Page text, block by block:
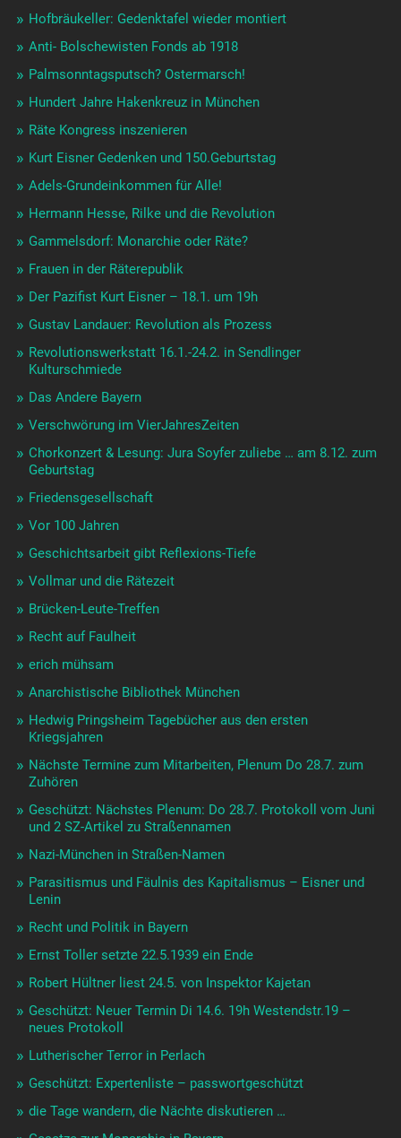
Hofbräukeller: Gedenktafel wieder montiert
Anti- Bolschewisten Fonds ab 1918
Palmsonntagsputsch? Ostermarsch!
Hundert Jahre Hakenkreuz in München
Räte Kongress inszenieren
Kurt Eisner Gedenken und 150.Geburtstag
Adels-Grundeinkommen für Alle!
Hermann Hesse, Rilke und die Revolution
Gammelsdorf: Monarchie oder Räte?
Frauen in der Räterepublik
Der Pazifist Kurt Eisner – 18.1. um 19h
Gustav Landauer: Revolution als Prozess
Revolutionswerkstatt 16.1.-24.2. in Sendlinger
Kulturschmiede
Das Andere Bayern
Verschwörung im VierJahresZeiten
Chorkonzert & Lesung: Jura Soyfer zuliebe … am 8.12. zum
Geburtstag
Friedensgesellschaft
Vor 100 Jahren
Geschichtsarbeit gibt Reflexions-Tiefe
Vollmar und die Rätezeit
Brücken-Leute-Treffen
Recht auf Faulheit
erich mühsam
Anarchistische Bibliothek München
Hedwig Pringsheim Tagebücher aus den ersten
Kriegsjahren
Nächste Termine zum Mitarbeiten, Plenum Do 28.7. zum
Zuhören
Geschützt: Nächstes Plenum: Do 28.7. Protokoll vom Juni
und 2 SZ-Artikel zu Straßennamen
Nazi-München in Straßen-Namen
Parasitismus und Fäulnis des Kapitalismus – Eisner und
Lenin
Recht und Politik in Bayern
Ernst Toller setzte 22.5.1939 ein Ende
Robert Hültner liest 24.5. von Inspektor Kajetan
Geschützt: Neuer Termin Di 14.6. 19h Westendstr.19 –
neues Protokoll
Lutherischer Terror in Perlach
Geschützt: Expertenliste – passwortgeschützt
die Tage wandern, die Nächte diskutieren …